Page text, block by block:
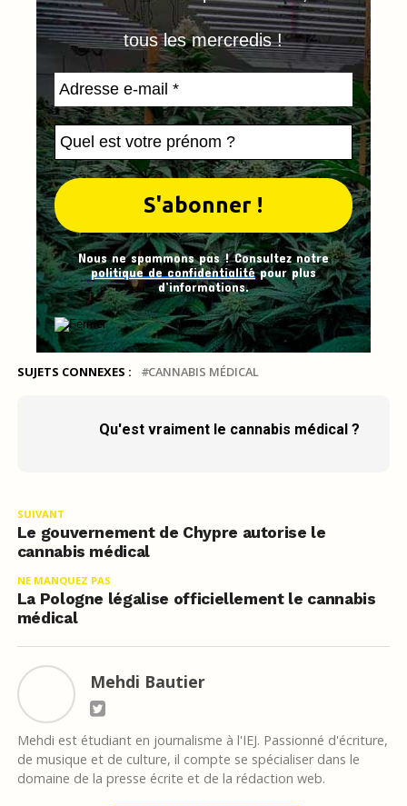
tous les mercredis !
Nous ne spammons pas ! Consultez notre
politique de confidentialitépour plus
d’informations.
SUJETS CONNEXES : CANNABIS MÉDICAL
Qu'est vraiment le cannabis médical ?
SUIVANT
Le gouvernement de Chypre autorise le
cannabis médical
NE MANQUEZ PAS
La Pologne légalise officiellement le cannabis
médical
Mehdi Bautier
Mehdi est étudiant en journalisme à l'IEJ. Passionné d'écriture,
de musique et de culture, il compte se spécialiser dans le
domaine de la presse écrite et de la rédaction web.